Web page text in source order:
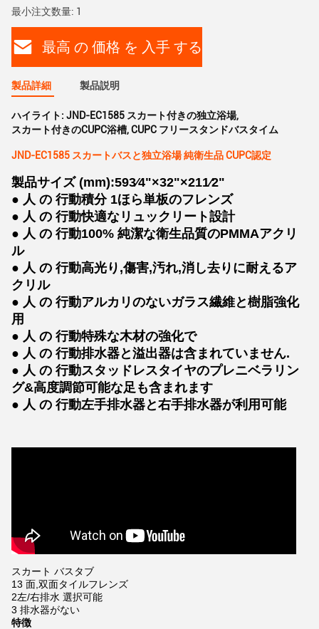
最小注文数量: 1
最高 の 価格 を 入手 する
製品詳細 製品説明
ハイライト: JND-EC1585 スカート付きの独立浴場,
スカート付きのCUPC浴槽,CUPC フリースタンドバスタイム
JND-EC1585 スカートバスと独立浴場 純衛生品 CUPC認定
製品サイズ (mm):593⁄4"×32"×211⁄2"
● 人 の 行動積分 1ほら単板のフレンズ
● 人 の 行動快適なリュックリート設計
● 人 の 行動100% 純潔な衛生品質のPMMAアクリ
ル
● 人 の 行動高光り,傷害,汚れ,消し去りに耐えるア
クリル
● 人 の 行動アルカリのないガラス繊維と樹脂強化
用
● 人 の 行動特殊な木材の強化で
● 人 の 行動排水器と溢出器は含まれていません.
● 人 の 行動スタッドレスタイヤのプレニベラリン
グ&高度調節可能な足も含まれます
● 人 の 行動左手排水器と右手排水器が利用可能
スカート バスタブ
13 面,双面タイルフレンズ
2左/右排水 選択可能
3 排水器がない
特徴